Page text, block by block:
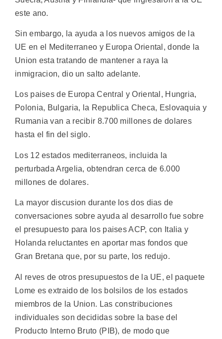
este ano.
Sin embargo, la ayuda a los nuevos amigos de la
UE en el Mediterraneo y Europa Oriental, donde la
Union esta tratando de mantener a raya la
inmigracion, dio un salto adelante.
Los paises de Europa Central y Oriental, Hungria,
Polonia, Bulgaria, la Republica Checa, Eslovaquia y
Rumania van a recibir 8.700 millones de dolares
hasta el fin del siglo.
Los 12 estados mediterraneos, incluida la
perturbada Argelia, obtendran cerca de 6.000
millones de dolares.
La mayor discusion durante los dos dias de
conversaciones sobre ayuda al desarrollo fue sobre
el presupuesto para los paises ACP, con Italia y
Holanda reluctantes en aportar mas fondos que
Gran Bretana que, por su parte, los redujo.
Al reves de otros presupuestos de la UE, el paquete
Lome es extraido de los bolsilos de los estados
miembros de la Union. Las constribuciones
individuales son decididas sobre la base del
Producto Interno Bruto (PIB), de modo que